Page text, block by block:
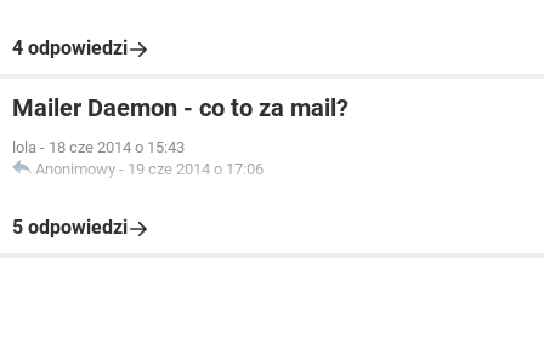
4 odpowiedzi
Mailer Daemon - co to za mail?
lola - 18 cze 2014 o 15:43
Anonimowy - 19 cze 2014 o 17:06
5 odpowiedzi